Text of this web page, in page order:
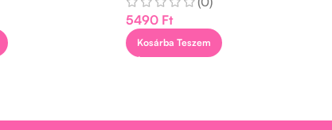
5490 Ft
Kosárba Teszem